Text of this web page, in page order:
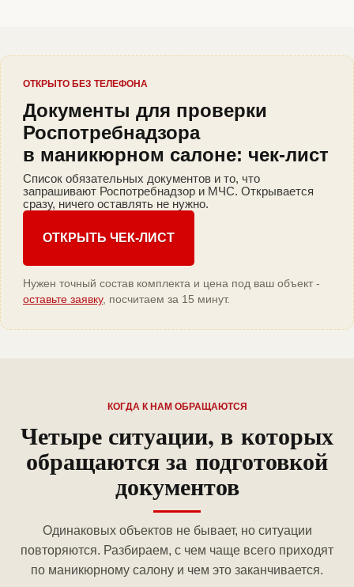
ОТКРЫТО БЕЗ ТЕЛЕФОНА
Документы для проверки
Роспотребнадзора
в маникюрном салоне: чек-лист
Список обязательных документов и то, что
запрашивают Роспотребнадзор и МЧС. Открывается
сразу, ничего оставлять не нужно.
ОТКРЫТЬ ЧЕК-ЛИСТ
Нужен точный состав комплекта и цена под ваш объект -
оставьте заявку, посчитаем за 15 минут.
КОГДА К НАМ ОБРАЩАЮТСЯ
Четыре ситуации, в которых
обращаются за подготовкой
документов
Одинаковых объектов не бывает, но ситуации
повторяются. Разбираем, с чем чаще всего приходят
по маникюрному салону и чем это заканчивается.